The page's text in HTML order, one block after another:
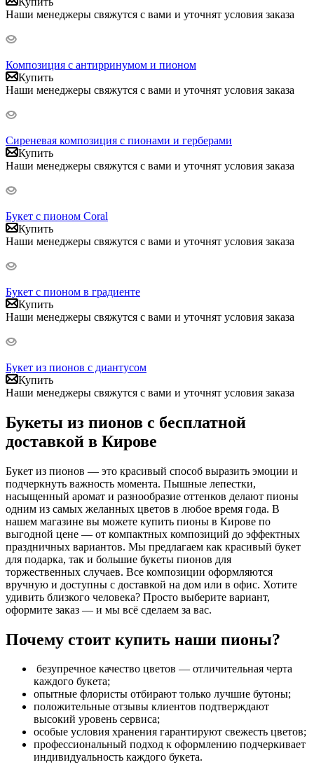
Наши менеджеры свяжутся с вами и уточнят условия заказа
Композиция с антирринумом и пионом
Купить
Наши менеджеры свяжутся с вами и уточнят условия заказа
Сиреневая композиция с пионами и герберами
Купить
Наши менеджеры свяжутся с вами и уточнят условия заказа
Букет с пионом Coral
Купить
Наши менеджеры свяжутся с вами и уточнят условия заказа
Букет с пионом в градиенте
Купить
Наши менеджеры свяжутся с вами и уточнят условия заказа
Букет из пионов с диантусом
Купить
Наши менеджеры свяжутся с вами и уточнят условия заказа
Букеты из пионов с бесплатной
доставкой в Кирове
Букет из пионов — это красивый способ выразить эмоции и
подчеркнуть важность момента. Пышные лепестки,
насыщенный аромат и разнообразие оттенков делают пионы
одним из самых желанных цветов в любое время года. В
нашем магазине вы можете купить пионы в Кирове по
выгодной цене — от компактных композиций до эффектных
праздничных вариантов. Мы предлагаем как красивый букет
для подарка, так и большие букеты пионов для
торжественных случаев. Все композиции оформляются
вручную и доступны с доставкой на дом или в офис. Хотите
удивить близкого человека? Просто выберите вариант,
оформите заказ — и мы всё сделаем за вас.
Почему стоит купить наши пионы?
безупречное качество цветов — отличительная черта
каждого букета;
опытные флористы отбирают только лучшие бутоны;
положительные отзывы клиентов подтверждают
высокий уровень сервиса;
особые условия хранения гарантируют свежесть цветов;
профессиональный подход к оформлению подчеркивает
индивидуальность каждого букета.